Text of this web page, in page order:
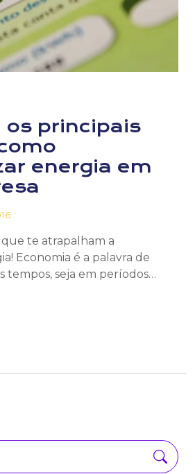
os principais
energia em
que te atrapalham a
Economia é a palavra de
tempos, seja em períodos…